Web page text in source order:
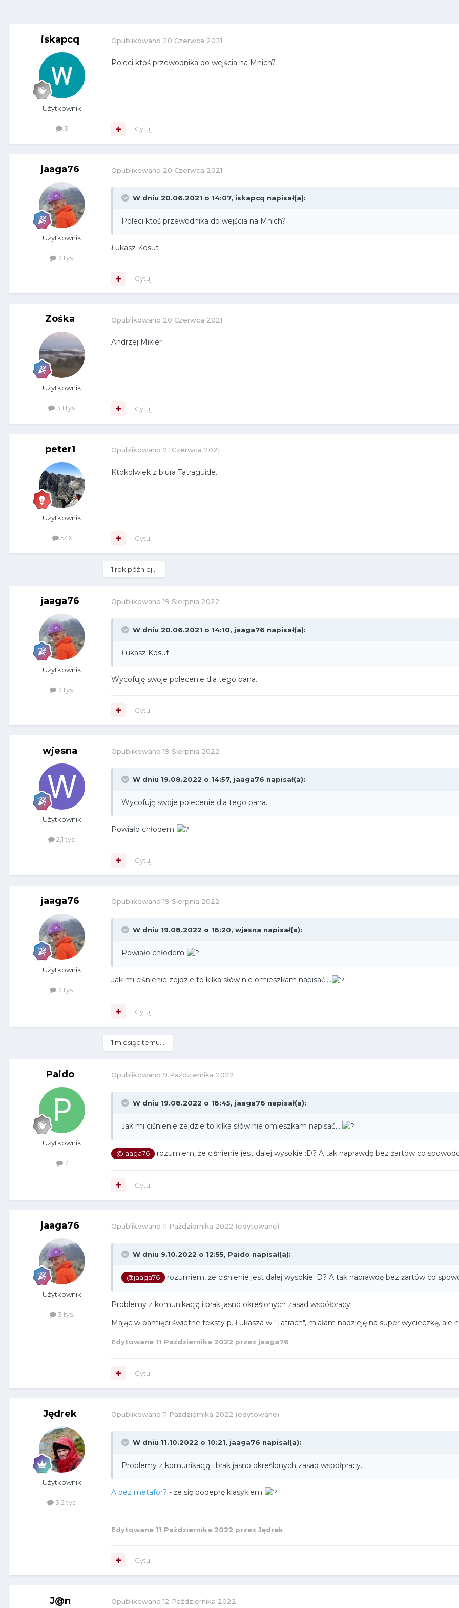
iskapcq
Użytkownik
3
Opublikowano 20 Czerwca 2021
Poleci ktoś przewodnika do wejścia na Mnich?
Cytuj
jaaga76
Użytkownik
3 tys.
Opublikowano 20 Czerwca 2021
W dniu 20.06.2021 o 14:07, iskapcq napisał(a):
Poleci ktoś przewodnika do wejścia na Mnich?
Łukasz Kosut
Cytuj
Zośka
Użytkownik
3,1 tys.
Opublikowano 20 Czerwca 2021
Andrzej Mikler
Cytuj
peter1
Użytkownik
546
Opublikowano 21 Czerwca 2021
Ktokolwiek z biura Tatraguide.
Cytuj
1 rok później...
jaaga76
Użytkownik
3 tys.
Opublikowano19 Sierpnia 2022
W dniu 20.06.2021 o 14:10, jaaga76 napisał(a):
Łukasz Kosut
Wycofuję swoje polecenie dla tego pana.
Cytuj
wjesna
Użytkownik
2,1 tys.
Opublikowano19 Sierpnia 2022
W dniu 19.08.2022 o 14:57, jaaga76 napisał(a):
Wycofuję swoje polecenie dla tego pana.
Powiało chłodem
Cytuj
jaaga76
Użytkownik
3 tys.
Opublikowano19 Sierpnia 2022
W dniu 19.08.2022 o 16:20, wjesna napisał(a):
Powiało chłodem
Jak mi ciśnienie zejdzie to kilka słów nie omieszkam napisać....
Cytuj
1 miesiąc temu...
Paido
Użytkownik
7
Opublikowano 9 Października 2022
W dniu 19.08.2022 o 18:45, jaaga76 napisał(a):
Jak mi ciśnienie zejdzie to kilka słów nie omieszkam napisać....
@jaaga76 rozumiem, że ciśnienie jest dalej wysokie :D? A tak naprawdę bez żartów co
Cytuj
jaaga76
Użytkownik
3 tys.
Opublikowano11 Października 2022 (edytowane)
W dniu 9.10.2022 o 12:55, Paido napisał(a):
@jaaga76 rozumiem, że ciśnienie jest dalej wysokie :D? A tak naprawdę bez żartów co
Problemy z komunikacją i brak jasno określonych zasad współpracy.
Mając w pamięci świetne teksty p. Łukasza w "Tatrach", miałam nadzieję na super wycieczkę, ale
Edytowane 11 Października 2022 przez jaaga76
Cytuj
Jędrek
Użytkownik
3,2 tys.
Opublikowano11 Października 2022 (edytowane)
W dniu 11.10.2022 o 10:21, jaaga76 napisał(a):
Problemy z komunikacją i brak jasno określonych zasad współpracy.
A bez metafor? - że się podeprę klasykiem
Edytowane 11 Października 2022 przez Jędrek
Cytuj
J@n Opublikowano12 Października 2022